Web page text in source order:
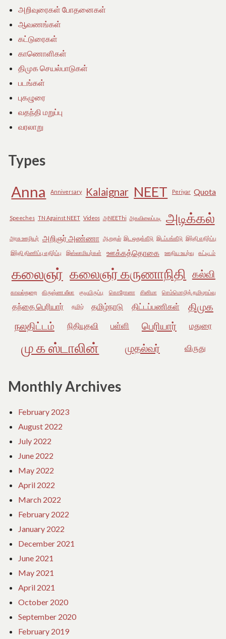
அறிவுரைகள் போதனைகள்
ஆவணங்கள்
கட்டுரைகள்
காணொளிகள்
திமுக செயல்பாடுகள்
படங்கள்
புகழுரை
வதந்தி மறுப்பு
வரலாறு
Types
Anna Anniversary Kalaignar NEET Periyar Quota
Speeches TN Against NEET Videos அNEEThi அகவிலைப்படி அடிக்கல்
அரசு ஊழியர் அறிஞர் அண்ணா ஆறுதல் இட ஒதுக்கீடு இடப்பங்கீடு இந்தி எதிர்ப்பு
இந்தி திணிப்பு எதிர்ப்பு இஸ்லாமியர்கள் ஊக்கத்தொகை ஊதிய உயர்வு கட்டிடம்
கலைஞர் கலைஞர் கருணாநிதி கல்வி
காவல்துறை கிருஷ்ண லீலா குடியிருப்பு கொரோனா சினிமா செம்மொழித் தமிழாய்வு
தந்தை பெரியார் தமிழ் தமிழ்நாடு திட்டப்பணிகள்
திமுக
நலதிட்டம்
நிதியுதவி பள்ளி பெரியார் மதுரை
மு க ஸ்டாலின் முதல்வர் விருது
Monthly Archives
February 2023
August 2022
July 2022
June 2022
May 2022
April 2022
March 2022
February 2022
January 2022
December 2021
June 2021
May 2021
April 2021
October 2020
September 2020
February 2019